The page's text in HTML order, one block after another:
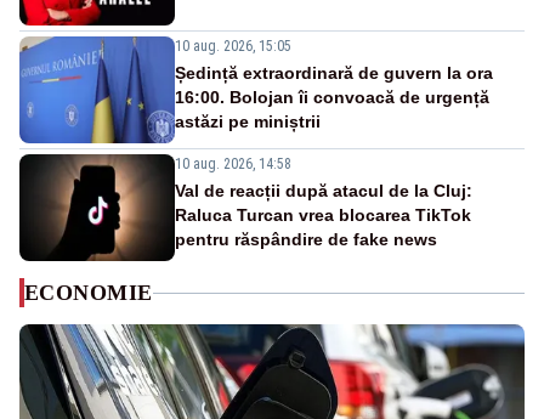
10 aug. 2026, 15:05
Ședință extraordinară de guvern la ora
16:00. Bolojan îi convoacă de urgență
astăzi pe miniștrii
10 aug. 2026, 14:58
Val de reacții după atacul de la Cluj:
Raluca Turcan vrea blocarea TikTok
pentru răspândire de fake news
ECONOMIE